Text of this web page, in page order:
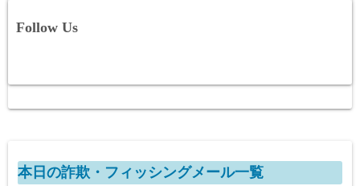
Follow Us
本日の詐欺・フィッシングメール一覧